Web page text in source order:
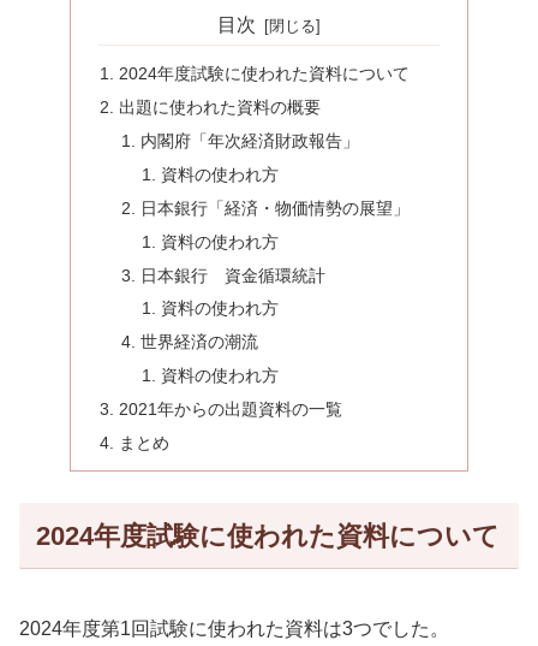
目次
2024年度試験に使われた資料について
出題に使われた資料の概要
内閣府「年次経済財政報告」
資料の使われ方
日本銀行「経済・物価情勢の展望」
資料の使われ方
日本銀行 資金循環統計
資料の使われ方
世界経済の潮流
資料の使われ方
2021年からの出題資料の一覧
まとめ
2024年度試験に使われた資料について
2024年度第1回試験に使われた資料は3つでした。